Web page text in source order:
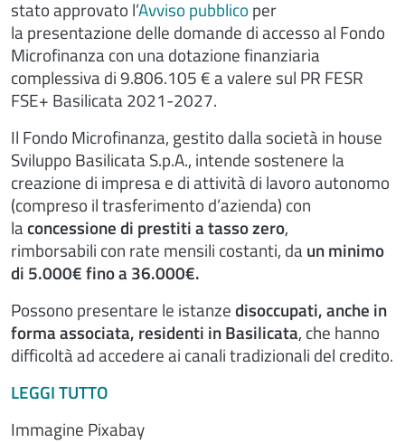
stato approvato l’Avviso pubblico per
la presentazione delle domande di accesso al Fondo
Microfinanza con una dotazione finanziaria
complessiva di 9.806.105 € a valere sul PR FESR
FSE+ Basilicata 2021-2027.
Il Fondo Microfinanza, gestito dalla società in house
Sviluppo Basilicata S.p.A., intende sostenere la
creazione di impresa e di attività di lavoro autonomo
(compreso il trasferimento d’azienda) con
laconcessione di prestiti a tasso zero,
rimborsabili con rate mensili costanti, daun minimo
di 5.000€ fino a 36.000€.
Possono presentare le istanzedisoccupati, anche in
forma associata, residenti in Basilicata, che hanno
difficoltà ad accedere ai canali tradizionali del credito.
LEGGI TUTTO
Immagine Pixabay